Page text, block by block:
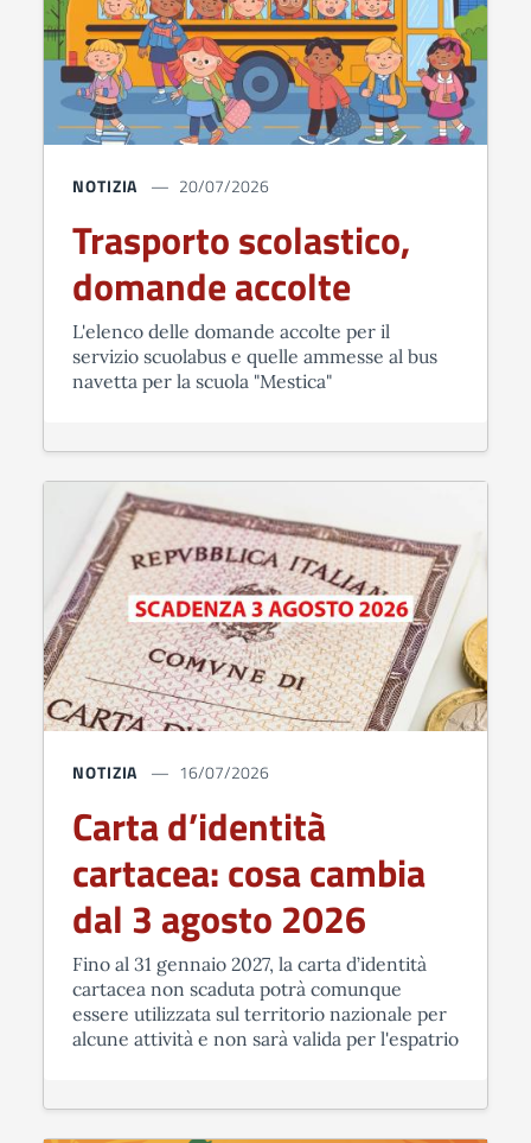
NOTIZIA 20/07/2026
Trasporto scolastico,
domande accolte
L'elenco delle domande accolte per il
servizio scuolabus e quelle ammesse al bus
navetta per la scuola "Mestica"
NOTIZIA 16/07/2026
Carta d’identità
cartacea: cosa cambia
dal 3 agosto 2026
Fino al 31 gennaio 2027, la carta d’identità
cartacea non scaduta potrà comunque
essere utilizzata sul territorio nazionale per
alcune attività e non sarà valida per l'espatrio